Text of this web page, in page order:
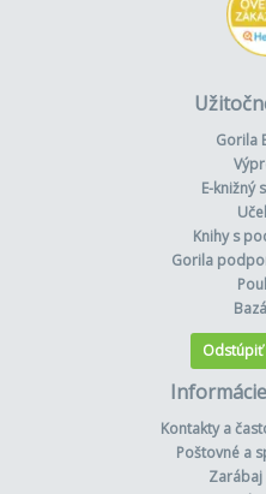
Gorila
E-knižný
Knihy s
Gorila
Odstúpiť
Kontakty a
Poštovné a